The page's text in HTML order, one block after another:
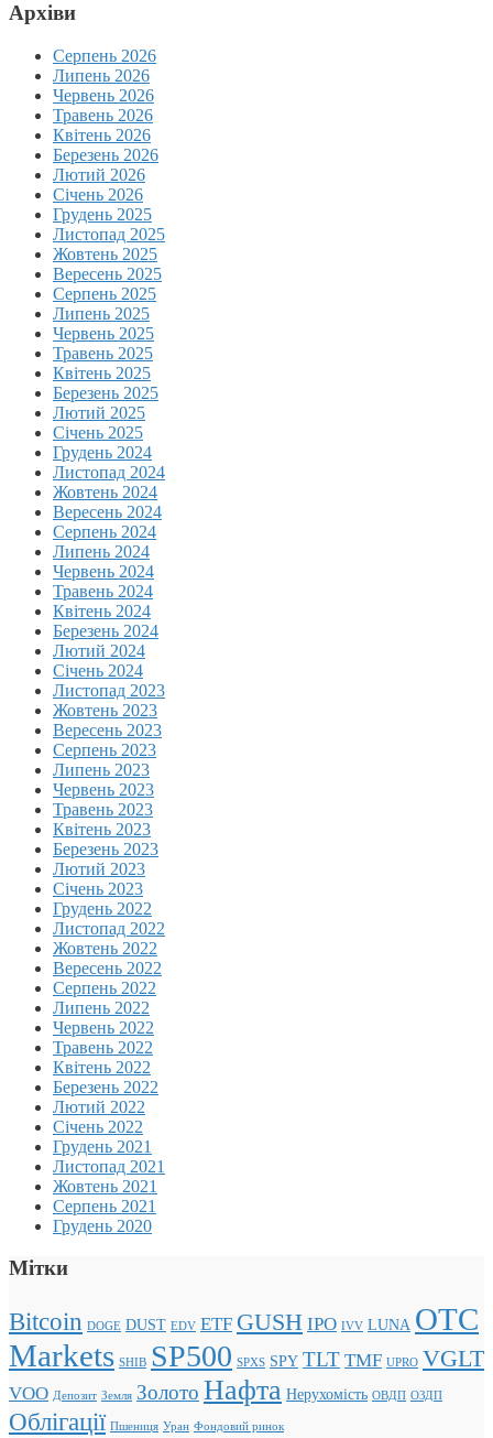
Архіви
Серпень 2026
Липень 2026
Червень 2026
Травень 2026
Квітень 2026
Березень 2026
Лютий 2026
Січень 2026
Грудень 2025
Листопад 2025
Жовтень 2025
Вересень 2025
Серпень 2025
Липень 2025
Червень 2025
Травень 2025
Квітень 2025
Березень 2025
Лютий 2025
Січень 2025
Грудень 2024
Листопад 2024
Жовтень 2024
Вересень 2024
Серпень 2024
Липень 2024
Червень 2024
Травень 2024
Квітень 2024
Березень 2024
Лютий 2024
Січень 2024
Листопад 2023
Жовтень 2023
Вересень 2023
Серпень 2023
Липень 2023
Червень 2023
Травень 2023
Квітень 2023
Березень 2023
Лютий 2023
Січень 2023
Грудень 2022
Листопад 2022
Жовтень 2022
Вересень 2022
Серпень 2022
Липень 2022
Червень 2022
Травень 2022
Квітень 2022
Березень 2022
Лютий 2022
Січень 2022
Грудень 2021
Листопад 2021
Жовтень 2021
Серпень 2021
Грудень 2020
Мітки
Bitcoin DOGE DUST EDV ETF GUSH IPO IVV LUNA OTC
Markets SHIB SP500 SPXS SPY TLT TMF UPRO VGLT
VOO Депозит Земля Золото Нафта Нерухомість ОВДП ОЗДП
Облігації Пшениця Уран Фондовий ринок